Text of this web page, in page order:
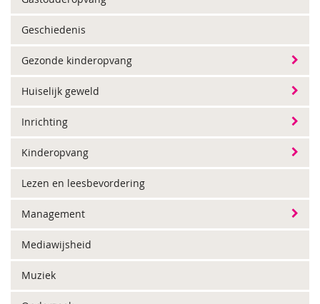
Geschiedenis
Gezonde kinderopvang
Huiselijk geweld
Inrichting
Kinderopvang
Lezen en leesbevordering
Management
Mediawijsheid
Muziek